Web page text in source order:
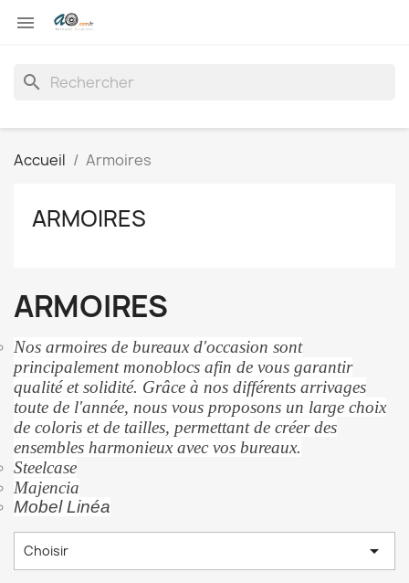

search
Accueil Armoires
ARMOIRES
ARMOIRES
Nos armoires de bureaux d'occasion sont
principalement monoblocs afin de vous garantir
qualité et solidité. Grâce à nos différents arrivages
toute de l'année, nous vous proposons un large choix
de coloris et de tailles, permettant de créer des
ensembles harmonieux avec vos bureaux.
Steelcase
Majencia
Mobel Linéa
Choisir 